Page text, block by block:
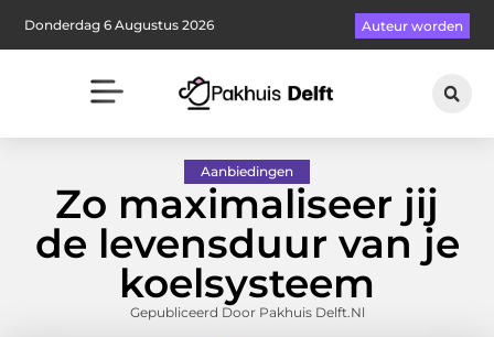
Donderdag 6 Augustus 2026 Auteur worden
Aanbiedingen
Zo maximaliseer jij
de levensduur van je
koelsysteem
Gepubliceerd Door Pakhuis Delft.nl